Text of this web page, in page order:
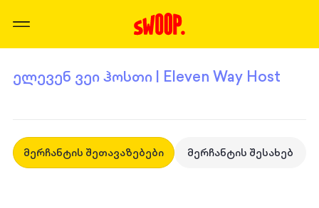
ელევენ ვეი ჰოსთი | Eleven Way Host
მერჩანტის შეთავაზებები მერჩანტის შესახებ